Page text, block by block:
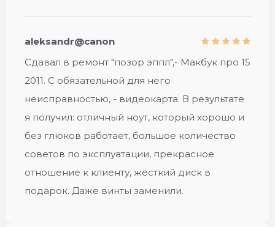
aleksandr@canon
Сдавал в ремонт "позор эппл",- Макбук про 15
2011. С обязательной для него
неисправностью, - видеокарта. В результате
я получил: отличный ноут, который хорошо и
без глюков работает, большое количество
советов по эксплуатации, прекрасное
отношение к клиенту, жёсткий диск в
подарок. Даже винты заменили.